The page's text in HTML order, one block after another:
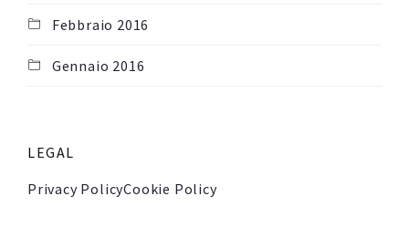
Febbraio 2016
Gennaio 2016
LEGAL
Privacy PolicyCookie Policy